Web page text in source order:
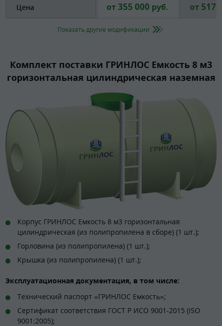
Цена от355 000 руб. от 517
Показать другие модификации
Комплект поставки ГРИНЛОС Емкость 8 м3
горизонтальная цилиндрическая наземная
Корпус ГРИНЛОС Емкость 8 м3 горизонтальная
цилиндрическая (из полипропилена в сборе) (1 шт.);
Горловина (из полипропилена) (1 шт.);
Крышка (из полипропилена) (1 шт.);
Эксплуатационная документация, в том числе:
Технический паспорт «ГРИНЛОС Емкость»;
Сертификат соответствия ГОСТ Р ИСО 9001-2015 (ISO
9001:2005);